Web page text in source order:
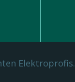
Elektroprofis.